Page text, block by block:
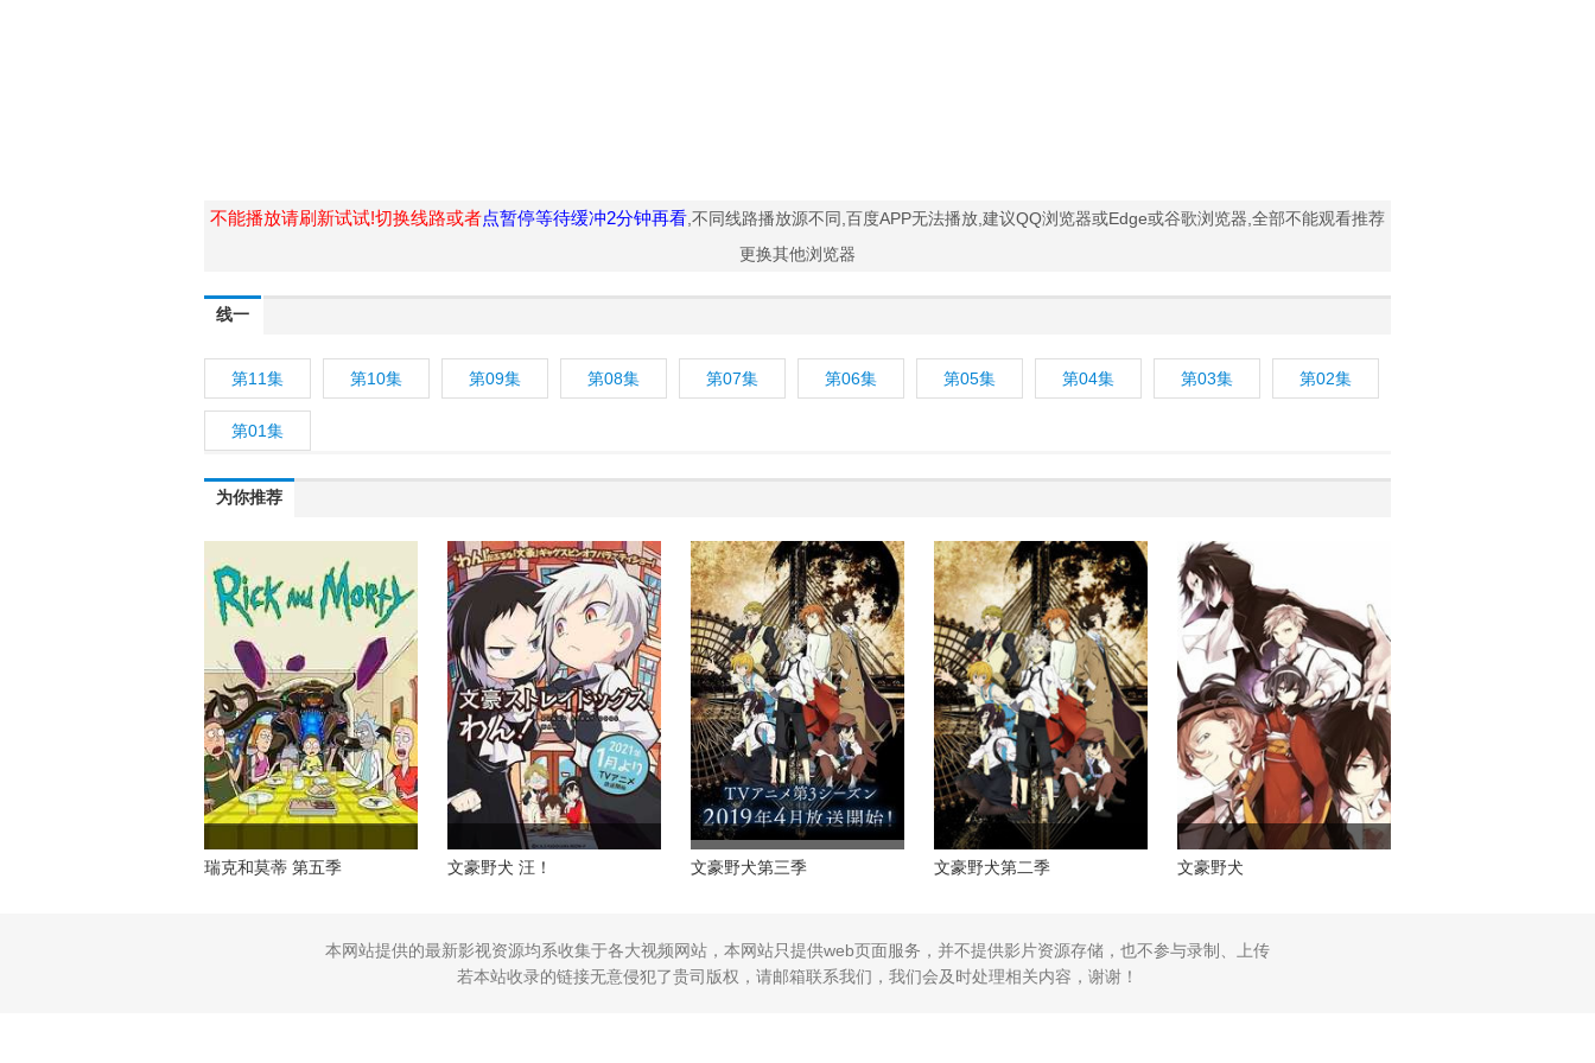
不能播放请刷新试试!切换线路或者点暂停等待缓冲2分钟再看 ,不同线路播放源不同,百度APP无法播放,建议QQ浏览器或Edge或谷歌浏览器,全部不能观看推荐
更换其他浏览器
线一
第11集 第10集 第09集 第08集 第07集 第06集 第05集 第04集 第03集 第02集
第01集
为你推荐
瑞克和莫蒂 第五季 文豪野犬 汪！ 文豪野犬第三季 文豪野犬第二季 文豪野犬
本网站提供的最新影视资源均系收集于各大视频网站，本网站只提供web页面服务，并不提供影片资源存储，也不参与录制、上传
若本站收录的链接无意侵犯了贵司版权，请邮箱联系我们，我们会及时处理相关内容，谢谢！